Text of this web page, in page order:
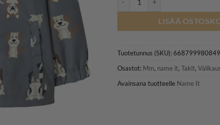
LISÄÄ
Tuotetunnus (SKU):668799980849
Osastot: Mm, name it, Takit,
Avainsana tuotteelle Name It